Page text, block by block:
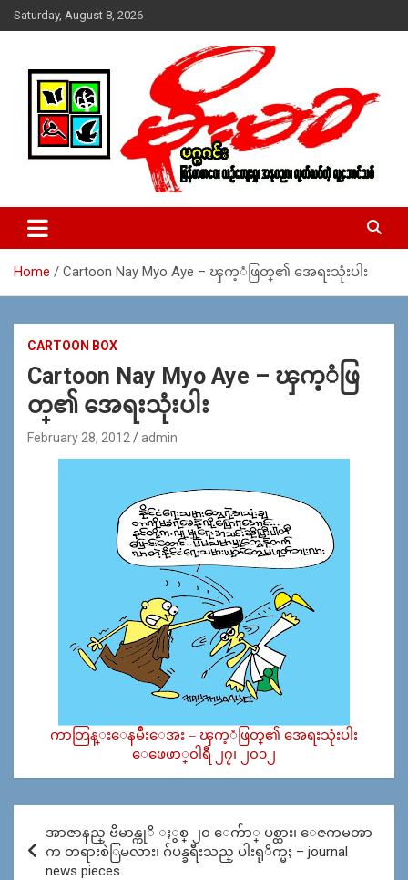
Skip
to
Saturday, August 8, 2026
MoeMaKa Burmese News &
Media
ယ္ေရး – အမွတ္ ၂၅၄၊ ပထပ္၊ လမ္း ၄၀၊ ေက်ာက္တံတား၊ ရန္ကုန္။
(ဖုုံး – ၀၉ ၂၅၂ ၂၄၉ ၀၉၄ ၊ ၀၉ ၄၂၁ ၇၄၃ ၇၅၃ ၊ ၀၉ ၅၀၄ ၁၀ ၅၈) ျ
ဇာေစ်းသစ္ ။ ၀၉ ၇၈၆၈၃၇ ၃၀၅ / ၀၉ ၉၆၃၆၉၉၈၃၄
Home Cartoon Nay Myo Aye – ၾက့ံဖြတ္၏ အေရးသုံးပါး
CARTOON BOX
Cartoon Nay Myo Aye – ၾက့ံဖြ
တ္၏ အေရးသုံးပါး
February 28, 2012 admin
ကာတြန္းေနမ်ဴိးေအး – ၾက့ံဖြတ္၏ အေရးသုံးပါး
ေဖေဖာ္၀ါရီ ၂၇၊ ၂၀၁၂
navigation
အာဇာနည္ ဗိမာန္ကုိ ႏွစ္ ၂၀ ေက်ာ္ ပစ္ထား၊ ေဇကမၻာ
က တရားစဲြမလား၊ ဂ်ပန္ခရီးသည္ ပါးရုိက္မႈ – journal
news pieces